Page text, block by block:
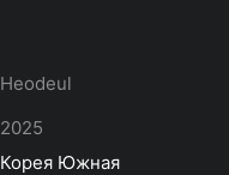
Heodeul
2025
Корея Южная